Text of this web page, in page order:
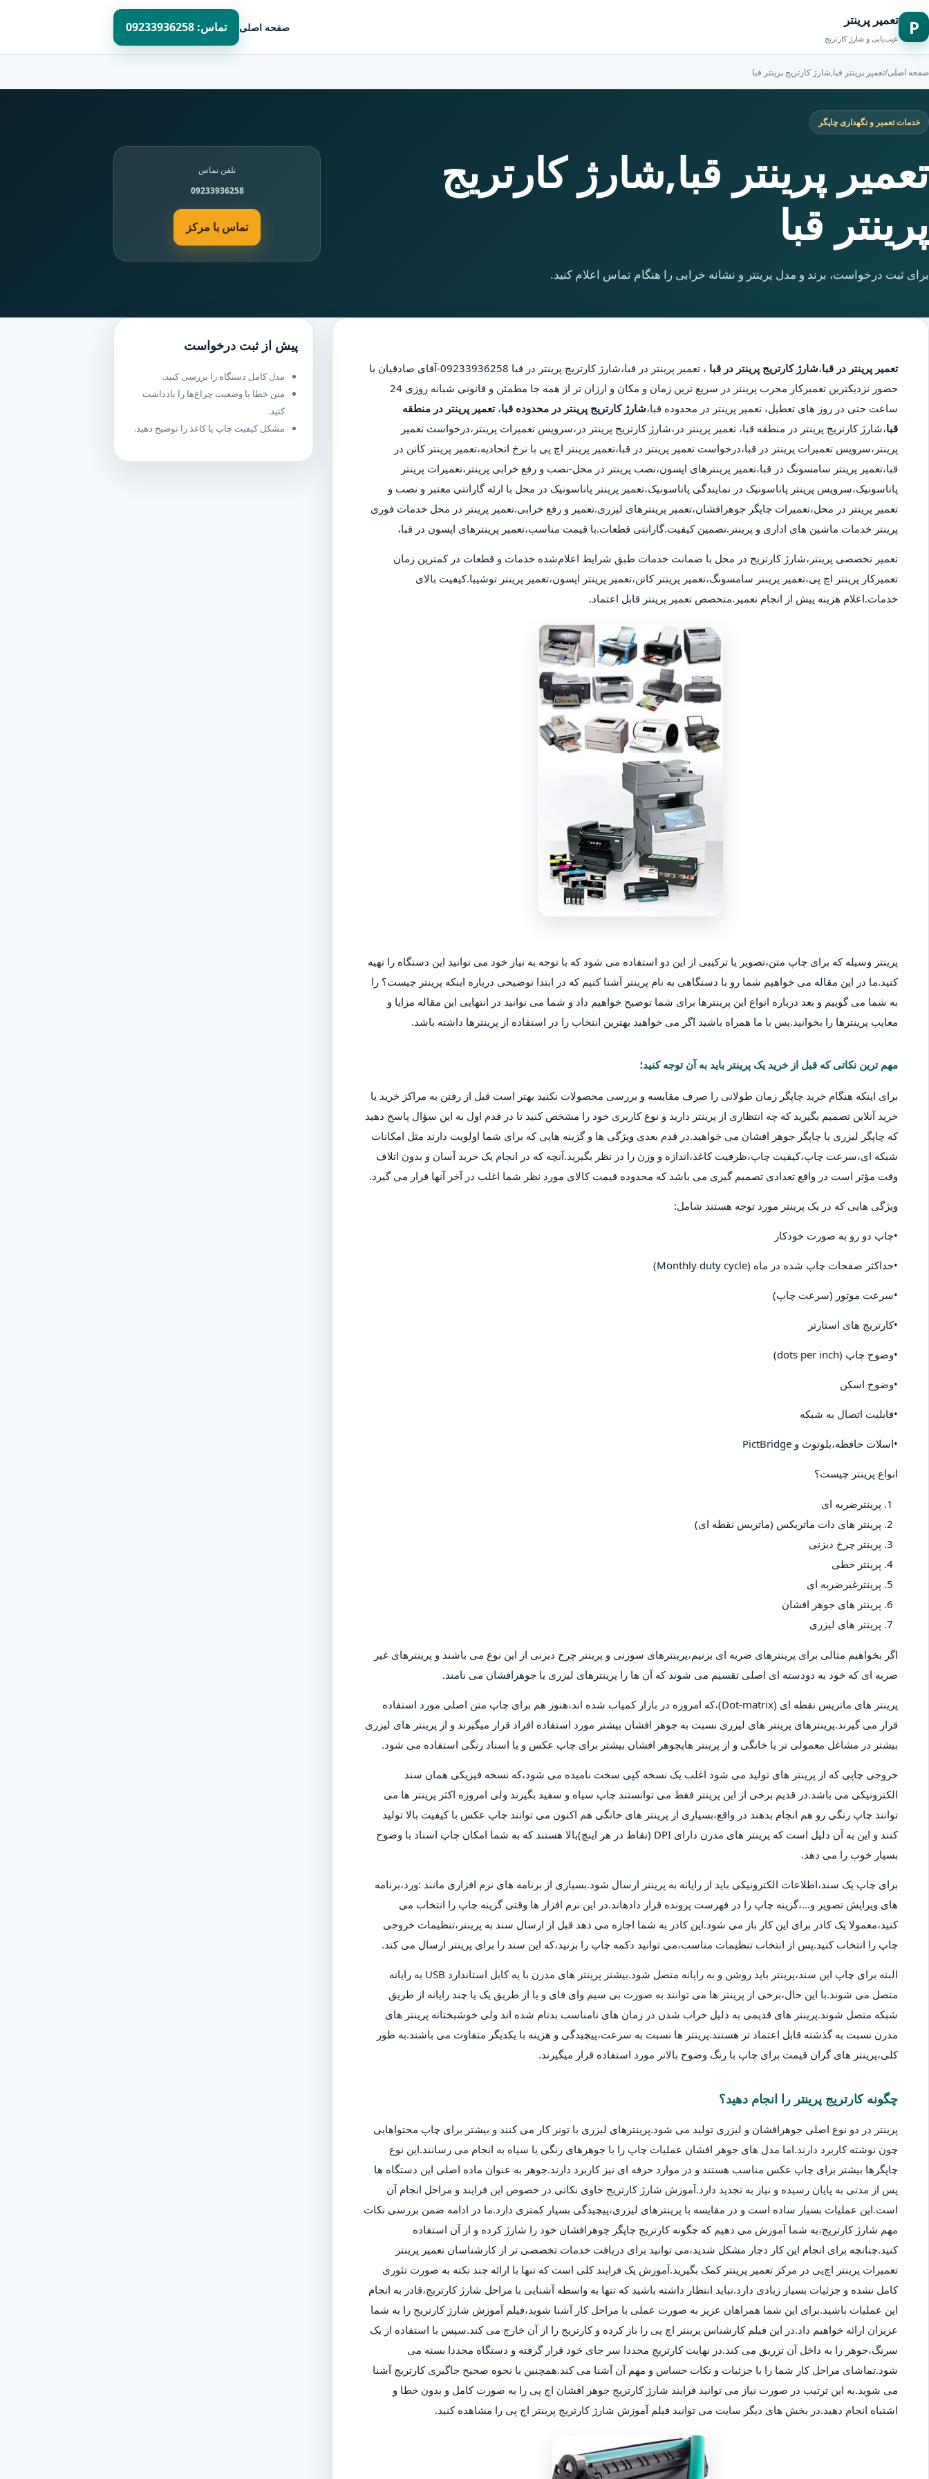
P تعمیر پرینتر
عیب‌یابی و شارژ کارتریج
صفحه اصلی تماس: 09233936258
صفحه اصلی/تعمیر پرینتر قبا,شارژ کارتریج پرینتر قبا
خدمات تعمیر و نگهداری چاپگر
تعمیر پرینتر قبا,شارژ کارتریج
پرینتر قبا
برای ثبت درخواست، برند و مدل پرینتر و نشانه خرابی را هنگام تماس اعلام کنید.
تلفن تماس
09233936258
تماس با مرکز
تعمیر پرینتر در قبا،شارژ کارتریج پرینتر در قبا ، تعمیر پرینتر در قبا،شارژ کارتریج پرینتر در قبا
09233936258-آقای صادقیان با
حضور نزدیکترین تعمیرکار مجرب پرینتر در سریع ترین زمان و مکان و ارزان تر از همه جا مطمئن و قانونی شبانه روزی 24
ساعت حتی در روز های تعطیل، تعمیر پرینتر در محدوده قبا،شارژ کارتریج پرینتر در محدوده قبا، تعمیر پرینتر در منطقه
قبا،شارژ کارتریج پرینتر در منطقه قبا، تعمیر پرینتر در،شارژ کارتریج پرینتر در،سرویس تعمیرات پرینتر،درخواست تعمیر
پرینتر،سرویس تعمیرات پرینتر در قبا،درخواست تعمیر پرینتر در قبا،تعمیر پرینتر اچ پی با نرخ اتحادیه،تعمیر پرینتر کانن در
قبا،تعمیر پرینتر سامسونگ در قبا،تعمیر پرینترهای اپسون،نصب پرینتر در محل-نصب و رفع خرابی پرینتر،تعمیرات پرینتر
پاناسونیک،سرویس پرینتر پاناسونیک در نمایندگی پاناسونیک،تعمیر پرینتر پاناسونیک در محل با ارئه گارانتی معتبر و نصب و
تعمیر پرینتر در محل،تعمیرات چاپگر جوهرافشان،تعمیر پرینترهای لیزری.تعمیر و رفع خرابی.تعمیر پرینتر در محل خدمات فوری
پرینتر خدمات ماشین های اداری و پرینتر.تضمین کیفیت.گارانتی قطعات.با قیمت مناسب،تعمیر پرینترهای اپسون در قبا،
تعمیر تخصصی پرینتر،شارژ کارتریج در محل با ضمانت خدمات طبق شرایط اعلام‌شده خدمات و قطعات در کمترین زمان
تعمیرکار پرینتر اچ پی،تعمیر پرینتر سامسونگ،تعمیر پرینتر کانن،تعمیر پرینتر اپسون،تعمیر پرینتر توشیبا.کیفیت بالای
خدمات.اعلام هزینه پیش از انجام تعمیر.متحصص تعمیر پرینتر قابل اعتماد.
پرینتر وسیله که برای چاپ متن،تصویر یا ترکیبی از این دو استفاده می شود که با توجه به نیاز خود می توانید این دستگاه را تهیه
کنید.ما در این مقاله می خواهیم شما رو با دستگاهی به نام پرینتر آشنا کنیم که در ابتدا توضیحی درباره اینکه پرینتر چیست؟ را
به شما می گوییم و بعد درباره انواع این پرینترها برای شما توضیح خواهیم داد و شما می توانید در انتهایی این مقاله مزایا و
معایب پرینترها را بخوانید.پس با ما همراه باشید اگر می خواهید بهترین انتخاب را در استفاده از پرینترها داشته باشد.
مهم ترین نکاتی که قبل از خرید یک پرینتر باید به آن توجه کنید؛
برای اینکه هنگام خرید چاپگر زمان طولانی را صرف مقایسه و بررسی محصولات نکنید بهتر است قبل از رفتن به مراکز خرید یا
خرید آنلاین تصمیم بگیرید که چه انتظاری از پرینتر دارید و نوع کاربری خود را مشخص کنید تا در قدم اول به این سؤال پاسخ دهید
که چاپگر لیزری یا چاپگر جوهر افشان می خواهید.در قدم بعدی ویژگی ها و گزینه هایی که برای شما اولویت دارند مثل امکانات
شبکه ای،سرعت چاپ،کیفیت چاپ،ظرفیت کاغذ،اندازه و وزن را در نظر بگیرید.آنچه که در انجام یک خرید آسان و بدون اتلاف
وقت مؤثر است در واقع تعدادی تصمیم گیری می باشد که محدوده قیمت کالای مورد نظر شما اغلب در آخر آنها قرار می گیرد.
ویژگی هایی که در یک پرینتر مورد توجه هستند شامل:
•چاپ دو رو به صورت خودکار
•حداکثر صفحات چاپ شده در ماه (Monthly duty cycle)
•سرعت موتور (سرعت چاپ)
•کارتریج های استارتر
•وضوح چاپ (dots per inch)
•وضوح اسکن
•قابلیت اتصال به شبکه
•اسلات حافظه،بلوتوث و PictBridge
انواع پرینتر چیست؟
پرینترضربه ای
پرینتر های دات ماتریکس (ماتریس نقطه ای)
پرینتر چرخ دیزنی
پرینتر خطی
پرینترغیرضربه ای
پرینتر های جوهر افشان
پرینتر های لیزری
اگر بخواهیم مثالی برای پرینترهای ضربه ای بزنیم،پرینترهای سوزنی و پرینتر چرخ دیزنی از این نوع می باشند و پرینترهای غیر
ضربه ای که خود به دودسته ای اصلی تقسیم می شوند که آن ها را پرینترهای لیزری یا جوهرافشان می نامند.
پرینتر های ماتریس نقطه ای (Dot-matrix)،که امروزه در بازار کمیاب شده اند،هنوز هم برای چاپ متن اصلی مورد استفاده
قرار می گیرند.پرینترهای پرینتر های لیزری نسبت به جوهر افشان بیشتر مورد استفاده افراد قرار میگیرند و از پرینتر های لیزری
بیشتر در مشاغل معمولی تر یا خانگی و از پرینتر هایجوهر افشان بیشتر برای چاپ عکس و یا اسناد رنگی استفاده می شود.
خروجی چاپی که از پرینتر های تولید می شود اغلب یک نسخه کپی سخت نامیده می شود،که نسخه فیزیکی همان سند
الکترونیکی می باشد.در قدیم برخی از این پرینتر فقط می توانستند چاپ سیاه و سفید بگیرند ولی امروزه اکثر پرینتر ها می
توانند چاپ رنگی رو هم انجام بدهند در واقع،بسیاری از پرینتر های خانگی هم اکنون می توانند چاپ عکس با کیفیت بالا تولید
کنند و این به آن دلیل است که پرینتر های مدرن دارای DPI (نقاط در هر اینچ)بالا هستند که به شما امکان چاپ اسناد با وضوح
بسیار خوب را می دهد.
برای چاپ یک سند،اطلاعات الکترونیکی باید از رایانه به پرینتر ارسال شود.بسیاری از برنامه های نرم افزاری مانند :ورد،برنامه
های ویرایش تصویر و...،گزینه چاپ را در فهرست پرونده قرار دادهاند.در این نرم افزار ها وقتی گزینه چاپ را انتخاب می
کنید،معمولا یک کادر برای این کار باز می شود.این کادر به شما اجازه می دهد قبل از ارسال سند به پرینتر،تنظیمات خروجی
چاپ را انتخاب کنید.پس از انتخاب تنظیمات مناسب،می توانید دکمه چاپ را بزنید،که این سند را برای پرینتر ارسال می کند.
البته برای چاپ این سند،پرینتر باید روشن و به رایانه متصل شود.بیشتر پرینتر های مدرن با یه کابل استاندارد USB به رایانه
متصل می شوند.با این حال،برخی از پرینتر ها می توانند به صورت بی سیم وای فای و یا از طریق یک یا چند رایانه از طریق
شبکه متصل شوند.پرینتر های قدیمی به دلیل خراب شدن در زمان های نامناسب بدنام شده اند ولی خوشبختانه پرینتر های
مدرن نسبت به گذشته قابل اعتماد تر هستند.پرینتر ها نسبت به سرعت،پیچیدگی و هزینه با یکدیگر متفاوت می باشند.به طور
کلی،پرینتر های گران قیمت برای چاپ با رنگ وضوح بالاتر مورد استفاده قرار میگیرند.
چگونه کارتریج پرینتر را انجام دهید؟
پرینتر در دو نوع اصلی جوهرافشان و لیزری تولید می شود.پرینترهای لیزری با تونر کار می کنند و بیشتر برای چاپ محتواهایی
چون نوشته کاربرد دارند.اما مدل های جوهر افشان عملیات چاپ را با جوهرهای رنگی یا سیاه به انجام می رسانند.این نوع
چاپگرها بیشتر برای چاپ عکس مناسب هستند و در موارد حرفه ای نیز کاربرد دارند.جوهر به عنوان ماده اصلی این دستگاه ها
پس از مدتی به پایان رسیده و نیاز به تجدید دارد.آموزش شارژ کارتریج حاوی نکاتی در خصوص این فرایند و مراحل انجام آن
است.این عملیات بسیار ساده است و در مقایسه با پرینترهای لیزری،پیچیدگی بسیار کمتری دارد.ما در ادامه ضمن بررسی نکات
مهم شارژ کارتریج،به شما آموزش می دهیم که چگونه کارتریج چاپگر جوهرافشان خود را شارژ کرده و از آن استفاده
کنید.چنانچه برای انجام این کار دچار مشکل شدید،می توانید برای دریافت خدمات تخصصی تر از کارشناسان تعمیر پرینتر
تعمیرات پرینتر اچ‌پی در مرکز تعمیر پرینتر کمک بگیرید.آموزش یک فرایند کلی است که تنها با ارائه چند نکته به صورت تئوری
کامل نشده و جزئیات بسیار زیادی دارد.نباید انتظار داشته باشید که تنها به واسطه آشنایی با مراحل شارژ کارتریج،قادر به انجام
این عملیات باشید.برای این شما همراهان عزیز به صورت عملی با مراحل کار آشنا شوید،فیلم آموزش شارژ کارتریج را به شما
عزیزان ارائه خواهیم داد.در این فیلم کارشناس پرینتر اچ پی را باز کرده و کارتریج را از آن خارج می کند.سپس با استفاده از یک
سرنگ،جوهر را به داخل آن تزریق می کند.در نهایت کارتریج مجددا سر جای خود قرار گرفته و دستگاه مجددا بسته می
شود.تماشای مراحل کار شما را با جزئیات و نکات حساس و مهم آن آشنا می کند.همچنین با نحوه صحیح جاگیری کارتریج آشنا
می شوید.به این ترتیب در صورت نیاز می توانید فرایند شارژ کارتریج جوهر افشان اچ پی را به صورت کامل و بدون خطا و
اشتباه انجام دهید.در بخش های دیگر سایت می توانید فیلم آموزش شارژ کارتریج پرینتر اچ پی را مشاهده کنید.
پیش از ثبت درخواست
مدل کامل دستگاه را بررسی کنید.
متن خطا یا وضعیت چراغ‌ها را یادداشت
کنید.
مشکل کیفیت چاپ یا کاغذ را توضیح دهید.